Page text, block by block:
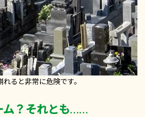
ると非常に危険です。
ム？それとも……